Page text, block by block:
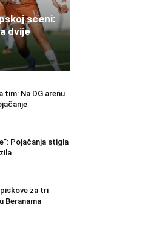
sceni:
dvije
Na DG arenu
Pojačanja stigla
za tri
Beranama